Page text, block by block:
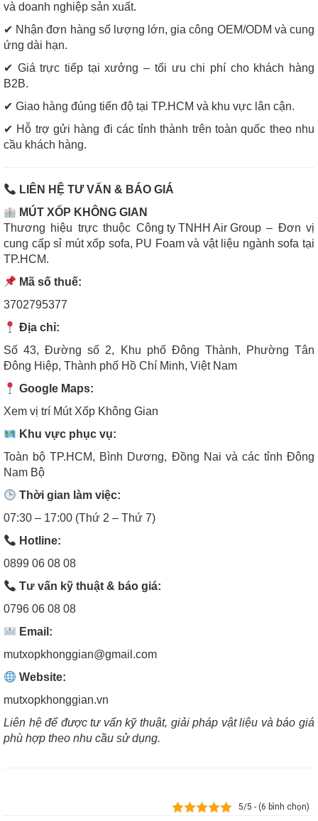
và doanh nghiệp sản xuất.
✔ Nhận đơn hàng số lượng lớn, gia công OEM/ODM và cung
ứng dài hạn.
✔ Giá trực tiếp tại xưởng – tối ưu chi phí cho khách hàng
B2B.
✔ Giao hàng đúng tiến độ tại TP.HCM và khu vực lân cận.
✔ Hỗ trợ gửi hàng đi các tỉnh thành trên toàn quốc theo nhu
cầu khách hàng.
LIÊN HỆ TƯ VẤN & BÁO GIÁ
MÚT XỐP KHÔNG GIAN
Thương hiệu trực thuộc Công ty TNHH Air Group– Đơn vị
cung cấp sỉ mút xốp sofa, PU Foam và vật liệu ngành sofa tại
TP.HCM.
Mã số thuế:
3702795377
Địa chỉ:
Số 43, Đường số 2, Khu phố Đông Thành, Phường Tân
Đông Hiệp, Thành phố Hồ Chí Minh, Việt Nam
Google Maps:
Xem vị trí Mút Xốp Không Gian
Khu vực phục vụ:
Toàn bộ TP.HCM, Bình Dương, Đồng Nai và các tỉnh Đông
Nam Bộ
Thời gian làm việc:
07:30 – 17:00 (Thứ 2 – Thứ 7)
Hotline:
0899 06 08 08
Tư vấn kỹ thuật & báo giá:
0796 06 08 08
Email:
mutxopkhonggian@gmail.com
Website:
mutxopkhonggian.vn
Liên hệ để được tư vấn kỹ thuật, giải pháp vật liệu và báo giá
phù hợp theo nhu cầu sử dụng.
5/5 - (6 bình chọn)